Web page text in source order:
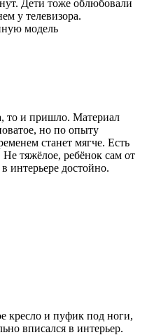
Дети тоже облюбовали
у телевизора.
модель
то и пришло. Материал
но по опыту
станет мягче. Есть
Не тяжёлое, ребёнок сам от
интерьере достойно.
кресло и пуфик под ноги,
вписался в интерьер.